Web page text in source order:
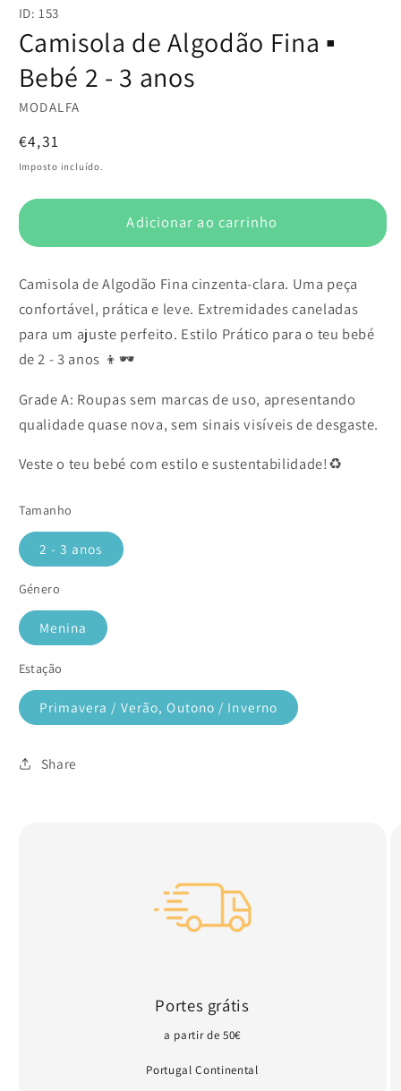
multimédia
em
modal
ID: 153
Camisola de Algodão Fina ▪️
Bebé 2 - 3 anos
MODALFA
Preço
normal
€4,31
Imposto incluído.
Adicionar ao carrinho
Camisola de Algodão Fina cinzenta-clara. Uma peça
confortável, prática e leve. Extremidades caneladas
para um ajuste perfeito. Estilo Prático para o teu bebé
de 2 - 3 anos 👦🕶️
Grade A: Roupas sem marcas de uso, apresentando
qualidade quase nova, sem sinais visíveis de desgaste.
Veste o teu bebé com estilo e sustentabilidade!♻️
Tamanho
2 - 3 anos
Género
Menina
Estação
Primavera / Verão, Outono / Inverno
Share
Portes grátis
a partir de 50€
Portugal Continental